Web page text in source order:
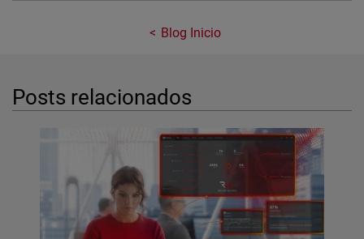
Blog Inicio
Posts relacionados